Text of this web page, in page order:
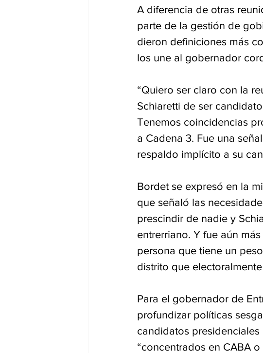
A diferencia de otras
parte de la gestión de
dieron definiciones más
los une al gobernador
“Quiero ser claro con la
Schiaretti de ser
Tenemos coincidencias
a Cadena 3. Fue una
respaldo implícito a su
Bordet se expresó en la
que señaló las
prescindir de nadie y
entrerriano. Y fue aún
persona que tiene un
distrito que
Para el gobernador de
profundizar políticas
candidatos
“concentrados en CABA